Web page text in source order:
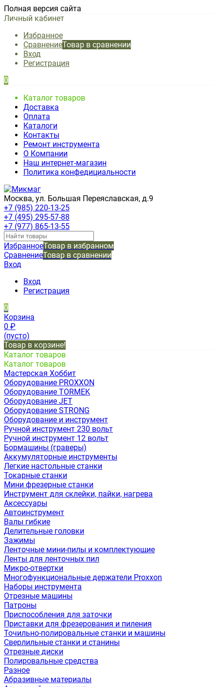
Полная версия сайта
Личный кабинет
Избранное
СравнениеТовар в сравнении
Вход
Регистрация
0
Каталог товаров
Доставка
Оплата
Каталоги
Контакты
Ремонт инструмента
О Компании
Наш интернет-магазин
Политика конфедициальности
Москва, ул. Большая Переяславская, д.9
+7 (985) 220-13-25
+7 (495) 295-57-88
+7 (977) 865-13-55
ИзбранноеТовар в избранном
СравнениеТовар в сравнении
Вход
Вход
Регистрация
0
Корзина
0 ₽
(пусто)
Товар в корзине!
Каталог товаров
Каталог товаров
Мастерская Хоббит
Оборудование PROXXON
Оборудование TORMEK
Оборудование JET
Оборудование STRONG
Оборудование и инструмент
Ручной инструмент 230 вольт
Ручной инструмент 12 вольт
Бормашины (граверы)
Аккумуляторные инструменты
Легкие настольные станки
Токарные станки
Мини фрезерные станки
Инструмент для склейки, пайки, нагрева
Аксессуары
Автоинструмент
Валы гибкие
Делительные головки
Зажимы
Ленточные мини-пилы и комплектующие
Ленты для ленточных пил
Микро-отвертки
Многофункциональные держатели Proxxon
Наборы инструмента
Отрезные машины
Патроны
Приспособления для заточки
Приставки для фрезерования и пиления
Точильно-полировальные станки и машины
Сверлильные станки и станины
Отрезные диски
Полировальные средства
Разное
Абразивные материалы